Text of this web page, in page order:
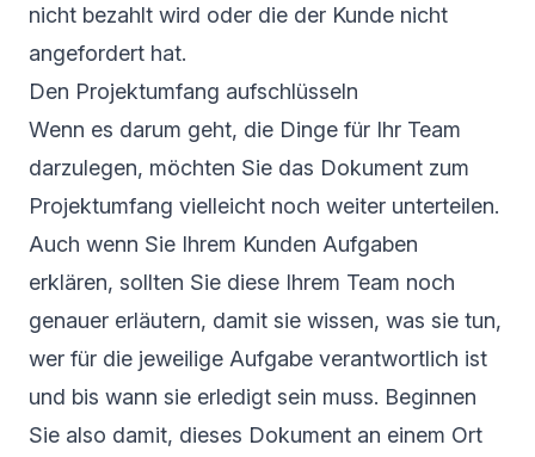
nicht bezahlt wird oder die der Kunde nicht
angefordert hat.
Den Projektumfang aufschlüsseln
Wenn es darum geht, die Dinge für Ihr Team
darzulegen, möchten Sie das Dokument zum
Projektumfang vielleicht noch weiter unterteilen.
Auch wenn Sie Ihrem Kunden Aufgaben
erklären, sollten Sie diese Ihrem Team noch
genauer erläutern, damit sie wissen, was sie tun,
wer für die jeweilige Aufgabe verantwortlich ist
und bis wann sie erledigt sein muss. Beginnen
Sie also damit, dieses Dokument an einem Ort